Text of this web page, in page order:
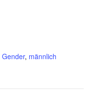
Gender, männlich